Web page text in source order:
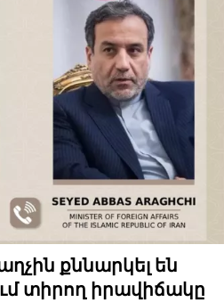
քննարկել են
տիրող իրավիճակը